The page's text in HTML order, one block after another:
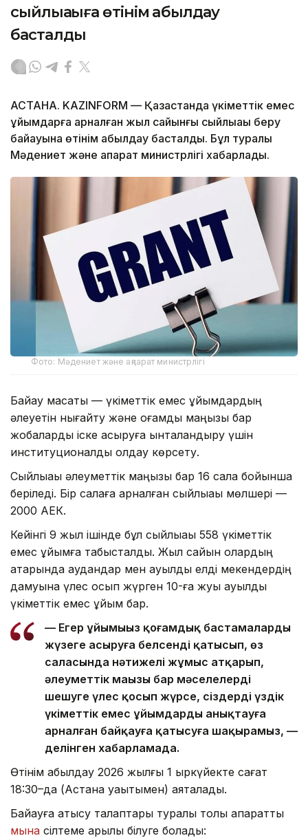
сыйлықақыға өтінім қабылдау
басталды
АСТАНА. KAZINFORM — Қазақстанда үкіметтік емес
ұйымдарға арналған жыл сайынғы сыйлықақы беру
байқауына өтінім қабылдау басталды. Бұл туралы
Мәдениет және ақпарат министрлігі хабарлады.
Фото: Мәдениет және ақпарат министрлігі
Байқау мақсаты — үкіметтік емес ұйымдардың
әлеуетін нығайту және қоғамдық маңызы бар
жобаларды іске асыруға ынталандыру үшін
институционалдық қолдау көрсету.
Сыйлықақы әлеуметтік маңызы бар 16 сала бойынша
беріледі. Бір салаға арналған сыйлықақы мөлшері —
2000 АЕК.
Кейінгі 9 жыл ішінде бұл сыйлықақы 558 үкіметтік
емес ұйымға табысталды. Жыл сайын олардың
қатарында аудандар мен ауылдық елді мекендердің
дамуына үлес қосып жүрген 10-ға жуық ауылдық
үкіметтік емес ұйым бар.
— Егер ұйымыңыз қоғамдық бастамаларды
жүзеге асыруға белсенді қатысып, өз
саласында нәтижелі жұмыс атқарып,
әлеуметтік маңызы бар мәселелерді
шешуге үлес қосып жүрсе, сіздерді үздік
үкіметтік емес ұйымдарды анықтауға
арналған байқауға қатысуға шақырамыз, —
делінген хабарламада.
Өтінім қабылдау 2026 жылғы 1 қыркүйекте сағат
18:30–да (Астана уақытымен) аяқталады.
Байқауға қатысу талаптары туралы толық ақпаратты
мына сілтеме арқылы білуге болады: